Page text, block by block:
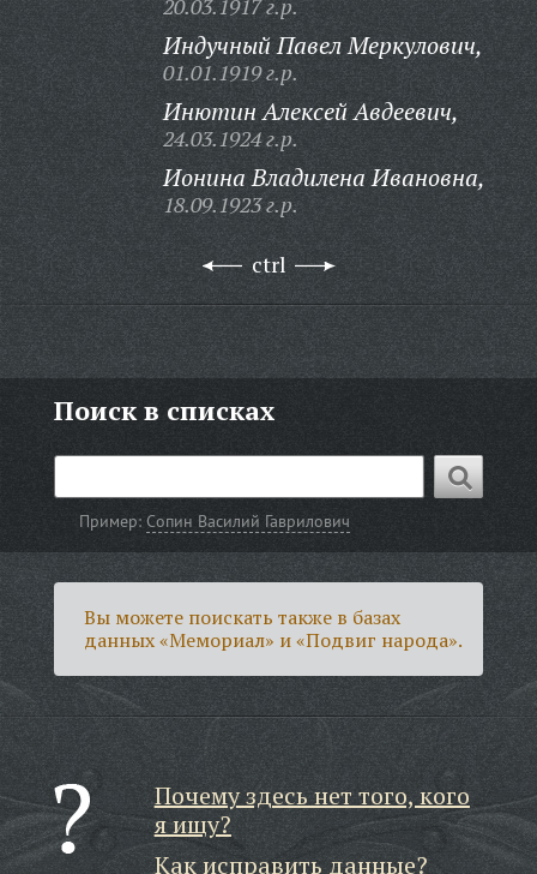
20.03.1917 г.р.
Индучный Павел Меркулович,
01.01.1919 г.р.
Инютин Алексей Авдеевич,
24.03.1924 г.р.
Ионина Владилена Ивановна,
18.09.1923 г.р.
ctrl
Поиск в списках
Пример:Сопин Василий Гаврилович
Вы можете поискать также в базах
данных «Мемориал» и «Подвиг народа».
Почему здесь нет того, кого
я ищу?
Как исправить данные?